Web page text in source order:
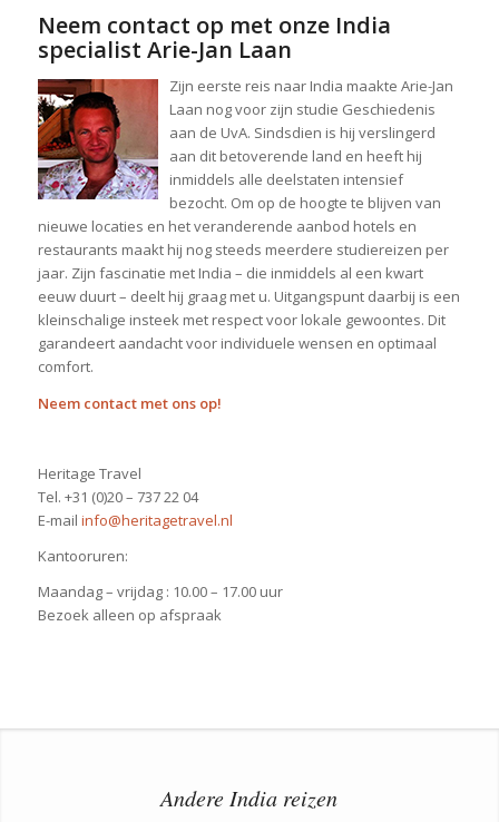
Neem contact op met onze India
specialist Arie-Jan Laan
Zijn eerste reis naar India maakte Arie-Jan
Laan nog voor zijn studie Geschiedenis
aan de UvA. Sindsdien is hij verslingerd
aan dit betoverende land en heeft hij
inmiddels alle deelstaten intensief
bezocht. Om op de hoogte te blijven van
nieuwe locaties en het veranderende aanbod hotels en
restaurants maakt hij nog steeds meerdere studiereizen per
jaar. Zijn fascinatie met India – die inmiddels al een kwart
eeuw duurt – deelt hij graag met u. Uitgangspunt daarbij is een
kleinschalige insteek met respect voor lokale gewoontes. Dit
garandeert aandacht voor individuele wensen en optimaal
comfort.
Neem contact met ons op!
Heritage Travel
Tel. +31 (0)20 – 737 22 04
E-mail info@heritagetravel.nl
Kantooruren:
Maandag – vrijdag : 10.00 – 17.00 uur
Bezoek alleen op afspraak
Andere India reizen